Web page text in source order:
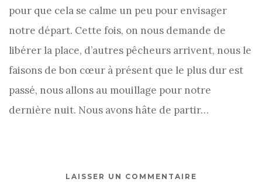
pour que cela se calme un peu pour envisager
notre départ. Cette fois, on nous demande de
libérer la place, d’autres pêcheurs arrivent, nous le
faisons de bon cœur à présent que le plus dur est
passé, nous allons au mouillage pour notre
dernière nuit. Nous avons hâte de partir…
LAISSER UN COMMENTAIRE